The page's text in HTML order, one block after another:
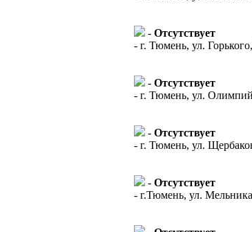
- Отсутствует
- г. Тюмень, ул.
- Отсутствует
- г. Тюмень, ул.
- Отсутствует
- г. Тюмень, ул.
- Отсутствует
- г.Тюмень, ул.